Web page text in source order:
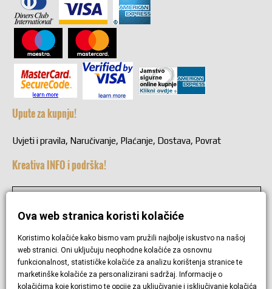
Upute za kupnju!
Uvjeti i pravila, Naručivanje, Plaćanje, Dostava, Povrat
Kreativa INFO i podrška!
+38549221692
+38549221692
Pravila privatnosti i zaštita podataka
Ova web stranica koristi kolačiće
Koristimo kolačiće kako bismo vam pružili najbolje iskustvo na našoj
web stranici. Oni uključuju neophodne kolačiće za osnovnu
funkcionalnost, statističke kolačiće za analizu korištenja stranice te
marketinške kolačiće za personalizirani sadržaj. Informacije o
kolačićima koje koristimo te opcije za uključivanje i isključivanje kolačića